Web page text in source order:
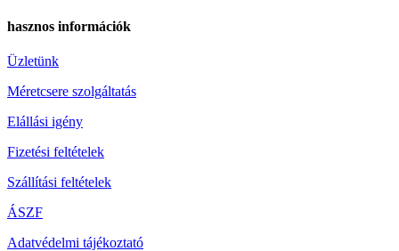
hasznos információk
Üzletünk
Méretcsere szolgáltatás
Elállási igény
Fizetési feltételek
Szállítási feltételek
ÁSZF
Adatvédelmi tájékoztató